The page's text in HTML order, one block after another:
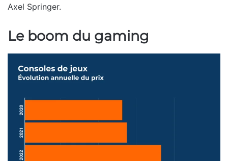
Axel Springer.
Le boom du gaming